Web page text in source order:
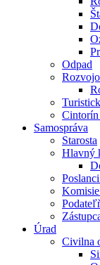
Odpad
Cintorín
Samospráva
Starosta
Hlavný
Úrad
Civilna